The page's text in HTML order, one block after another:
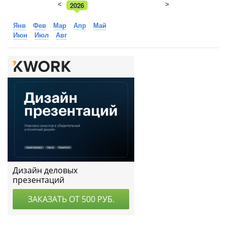
2026 2025
< >
Янв Фев Мар Апр
Май
Июн
Июл Авг